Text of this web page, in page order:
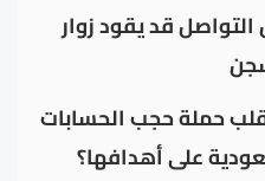
قد يقود زوار
حملة حجب الحسابات
على أهدافها؟